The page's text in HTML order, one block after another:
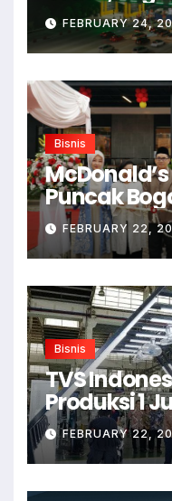
FEBRUARY 24,
Bisnis
Puncak
FEBRUARY 22,
Bisnis
TVS
Produksi 1
Karawang
FEBRUARY 22,